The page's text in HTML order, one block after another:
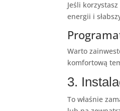
Jeśli
energii i
Warto
komfortową
3.
To właśnie